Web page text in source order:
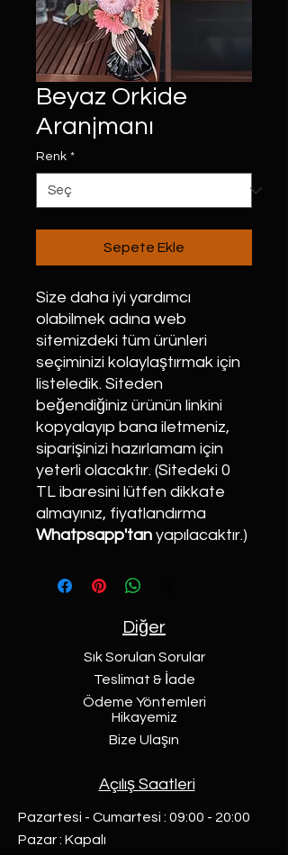
Beyaz Orkide
Aranjmanı
Renk *
Sepete Ekle
Size daha iyi yardımcı
olabilmek adına web
sitemizdeki tüm ürünleri
seçiminizi kolaylaştırmak için
listeledik. Siteden
beğendiğiniz ürünün linkini
kopyalayıp bana iletmeniz,
siparişinizi hazırlamam için
yeterli olacaktır. (Sitedeki 0
TL ibaresini lütfen dikkate
almayınız, fiyatlandırma
Whatpsapp'tan yapılacaktır.)
Diğer
Sık Sorulan Sorular
Teslimat & İade
Ödeme Yöntemleri
Hikayemiz
Bize Ulaşın
Açılış Saatleri
Pazartesi - Cumartesi : 09:00 - 20:00​
​Pazar : Kapalı